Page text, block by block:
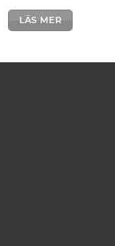
LÄS MER